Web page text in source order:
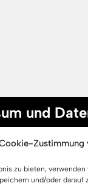
Zustimmung
zu bieten,
und/oder darauf
und